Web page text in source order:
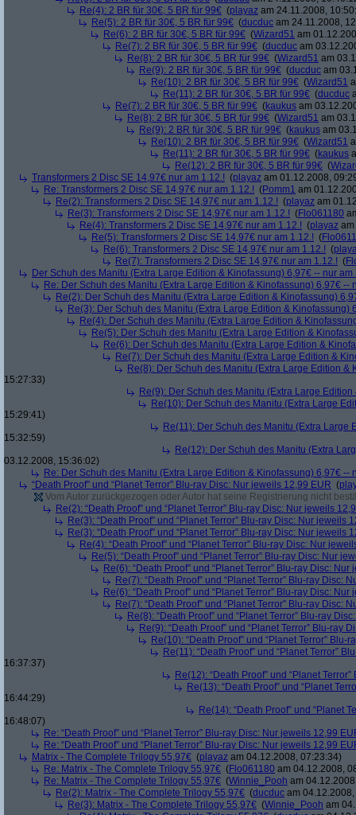
Re(4): 2 BR für 30€, 5 BR für 99€ (playaz am 24.11.2008,
Re(5): 2 BR für 30€, 5 BR für 99€ (ducduc am 24.11.2008,
Re(6): 2 BR für 30€, 5 BR für 99€ (Wizard51 am
Re(7): 2 BR für 30€, 5 BR für 99€ (ducduc am
Re(8): 2 BR für 30€, 5 BR für 99€ (Wizard51 am
Re(9): 2 BR für 30€, 5 BR für 99€ (ducduc am
Re(10): 2 BR für 30€, 5 BR für 99€ (Wizard51
Re(11): 2 BR für 30€, 5 BR für 99€ (ducduc
Re(7): 2 BR für 30€, 5 BR für 99€ (kaukus am
Re(8): 2 BR für 30€, 5 BR für 99€ (Wizard51 am
Re(9): 2 BR für 30€, 5 BR für 99€ (kaukus am
Re(10): 2 BR für 30€, 5 BR für 99€ (Wizard51
Re(11): 2 BR für 30€, 5 BR für 99€ (kaukus
Re(12): 2 BR für 30€, 5 BR für 99€ (
Transformers 2 Disc SE 14,97€ nur am 1.12.! (playaz am 01.12.2008,
Re: Transformers 2 Disc SE 14,97€ nur am 1.12.! (Pomm1 am
Re(2): Transformers 2 Disc SE 14,97€ nur am 1.12.! (playaz am
Re(3): Transformers 2 Disc SE 14,97€ nur am 1.12.! (Flo061180
Re(4): Transformers 2 Disc SE 14,97€ nur am 1.12.! (playaz
Re(5): Transformers 2 Disc SE 14,97€ nur am 1.12.! (
Re(6): Transformers 2 Disc SE 14,97€ nur am 1.12.! (
Re(7): Transformers 2 Disc SE 14,97€ nur am 1.12.! (
Der Schuh des Manitu (Extra Large Edition & Kinofassung) 6,97€ -- nur am
Re: Der Schuh des Manitu (Extra Large Edition & Kinofassung) 6,97€ --
Re(2): Der Schuh des Manitu (Extra Large Edition & Kinofassung)
Re(3): Der Schuh des Manitu (Extra Large Edition & Kinofassung)
Re(4): Der Schuh des Manitu (Extra Large Edition &
Re(5): Der Schuh des Manitu (Extra Large Edition &
Re(6): Der Schuh des Manitu (Extra Large Edition &
Re(7): Der Schuh des Manitu (Extra Large Edition &
Re(8): Der Schuh des Manitu (Extra Large Edition &
15:27:33)
Re(9): Der Schuh des Manitu (Extra Large
Re(10): Der Schuh des Manitu (Extra Large
15:29:41)
Re(11): Der Schuh des Manitu (Extra Large
15:32:59)
Re(12): Der Schuh des Manitu (Extra
03.12.2008, 15:36:02)
Re: Der Schuh des Manitu (Extra Large Edition & Kinofassung) 6,97€ --
“Death Proof” und “Planet Terror” Blu-ray Disc: Nur jeweils 12,99 EUR (
Vom Autor zurückgezogen oder Autor hat seine Registrierung nicht
Re(2): “Death Proof” und “Planet Terror” Blu-ray Disc: Nur jeweils
Re(3): “Death Proof” und “Planet Terror” Blu-ray Disc: Nur jeweils
Re(3): “Death Proof” und “Planet Terror” Blu-ray Disc: Nur jeweils
Re(4): “Death Proof” und “Planet Terror” Blu-ray Disc: Nur
Re(5): “Death Proof” und “Planet Terror” Blu-ray Disc: Nur
Re(6): “Death Proof” und “Planet Terror” Blu-ray Disc:
Re(7): “Death Proof” und “Planet Terror” Blu-ray Disc:
Re(6): “Death Proof” und “Planet Terror” Blu-ray Disc:
Re(7): “Death Proof” und “Planet Terror” Blu-ray Disc:
Re(8): “Death Proof” und “Planet Terror” Blu-ray
Re(9): “Death Proof” und “Planet Terror” Blu-ray
Re(10): “Death Proof” und “Planet Terror”
Re(11): “Death Proof” und “Planet Terror”
16:37:37)
Re(12): “Death Proof” und “Planet
Re(13): “Death Proof” und “Planet
16:44:29)
Re(14): “Death Proof” und “Planet
16:48:07)
Re: “Death Proof” und “Planet Terror” Blu-ray Disc: Nur jeweils 12,99
Re: “Death Proof” und “Planet Terror” Blu-ray Disc: Nur jeweils 12,99
Matrix - The Complete Trilogy 55,97€ (playaz am 04.12.2008, 07:23:34)
Re: Matrix - The Complete Trilogy 55,97€ (Flo061180 am 04.12.2008,
Re: Matrix - The Complete Trilogy 55,97€ (Winnie_Pooh am
Re(2): Matrix - The Complete Trilogy 55,97€ (ducduc am
Re(3): Matrix - The Complete Trilogy 55,97€ (Winnie_Pooh am